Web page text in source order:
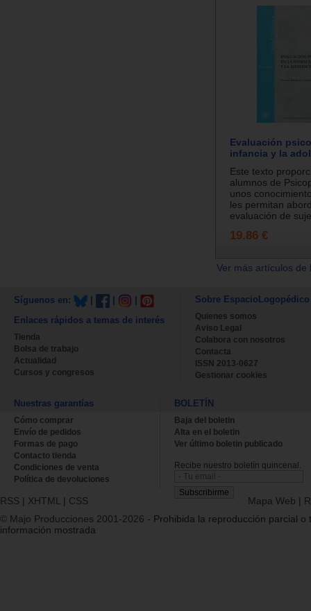
Evaluación
infancia y la
Este texto
alumnos de
unos
les permitan
evaluación de
19.86 €
Ver más artículos
Síguenos en:
Enlaces rápidos a temas de interés
Tienda
Bolsa de trabajo
Actualidad
Cursos y congresos
Sobre EspacioLogopédico
Quienes somos
Aviso Legal
Colabora con nosotros
Contacta
ISSN 2013-0627
Gestionar cookies
Nuestras garantías
Cómo comprar
Envío de pedidos
Formas de pago
Contacto tienda
Condiciones de venta
Política de devoluciones
BOLETÍN
Baja del boletin
Alta en el boletin
Ver último boletin publicado
Recibe nuestro boletín quincenal.
RSS | XHTML | CSS Mapa Web |
© Majo Producciones 2001-2026 - Prohibida la reproducción parcial o
información mostrada